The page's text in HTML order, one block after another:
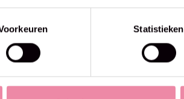
Statistieken